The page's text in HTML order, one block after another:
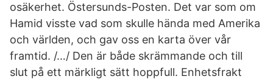
osäkerhet. Östersunds-Posten. Det var som om
Hamid visste vad som skulle hända med Amerika
och världen, och gav oss en karta över vår
framtid. /…/ Den är både skrämmande och till
slut på ett märkligt sätt hoppfull. Enhetsfrakt